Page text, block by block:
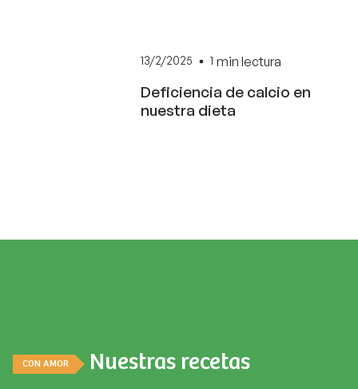
13/2/2025 1 min lectura
Deficiencia de calcio en
nuestra dieta
CON AMOR Nuestras recetas